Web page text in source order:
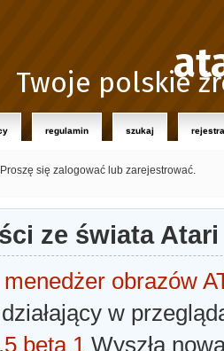
Twoje polskie
regulamin szukaj
Proszę się zalogować lub zarejestrować.
ze świata Atari
obrazów
w
beta 1 Wyszła